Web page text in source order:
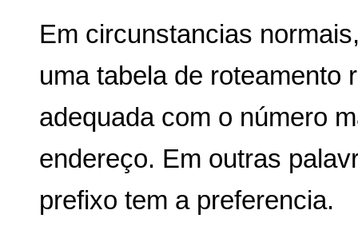
Em circunstancias
uma tabela de roteamento
adequada com o número
endereço. Em outras
prefixo tem a preferencia.